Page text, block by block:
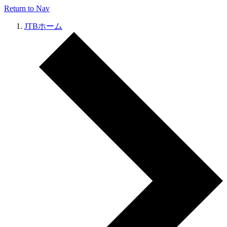
Return to Nav
JTBホーム